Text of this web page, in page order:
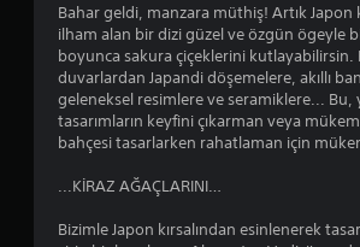
Bahar geldi, manzara müthiş! Artık
ilham alan bir dizi güzel ve özgün ögeyle
boyunca sakura çiçeklerini kutlayabilirsin.
duvarlardan Japandi döşemelere, akıllı
geleneksel resimlere ve seramiklere... Bu,
tasarımların keyfini çıkarman veya
bahçesi tasarlarken rahatlaman için
...KİRAZ AĞAÇLARINI…
Bizimle Japon kırsalından esinlenerek